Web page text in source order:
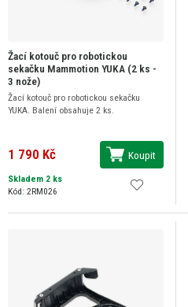
Žací kotouč pro robotickou
sekačku Mammotion YUKA (2 ks -
3 nože)
Žací kotouč pro robotickou sekačku
YUKA. Balení obsahuje 2 ks.
1 790 Kč Koupit
Skladem 2 ks
Kód: 2RM026